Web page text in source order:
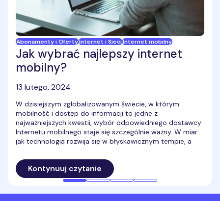
Abonamenty i OfertyInternet i SieciInternet mobilny
Jak wybrać najlepszy internet
mobilny?
13 lutego, 2024
W dzisiejszym zglobalizowanym świecie, w którym
mobilność i dostęp do informacji to jedne z
najważniejszych kwestii, wybór odpowiedniego dostawcy
Internetu mobilnego staje się szczególnie ważny. W miarę
jak technologia rozwija się w błyskawicznym tempie, a
nie tylko od prędkości i dostępności, ale także
kompatybilności z nowoczesnymi technologiami,
stabilności sygnału oraz elastyczności umów. Przed
Kontynuuj czytanie